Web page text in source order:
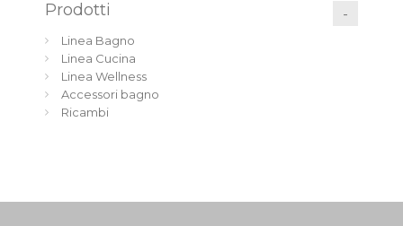
Prodotti
Linea Bagno
Linea Cucina
Linea Wellness
Accessori bagno
Ricambi